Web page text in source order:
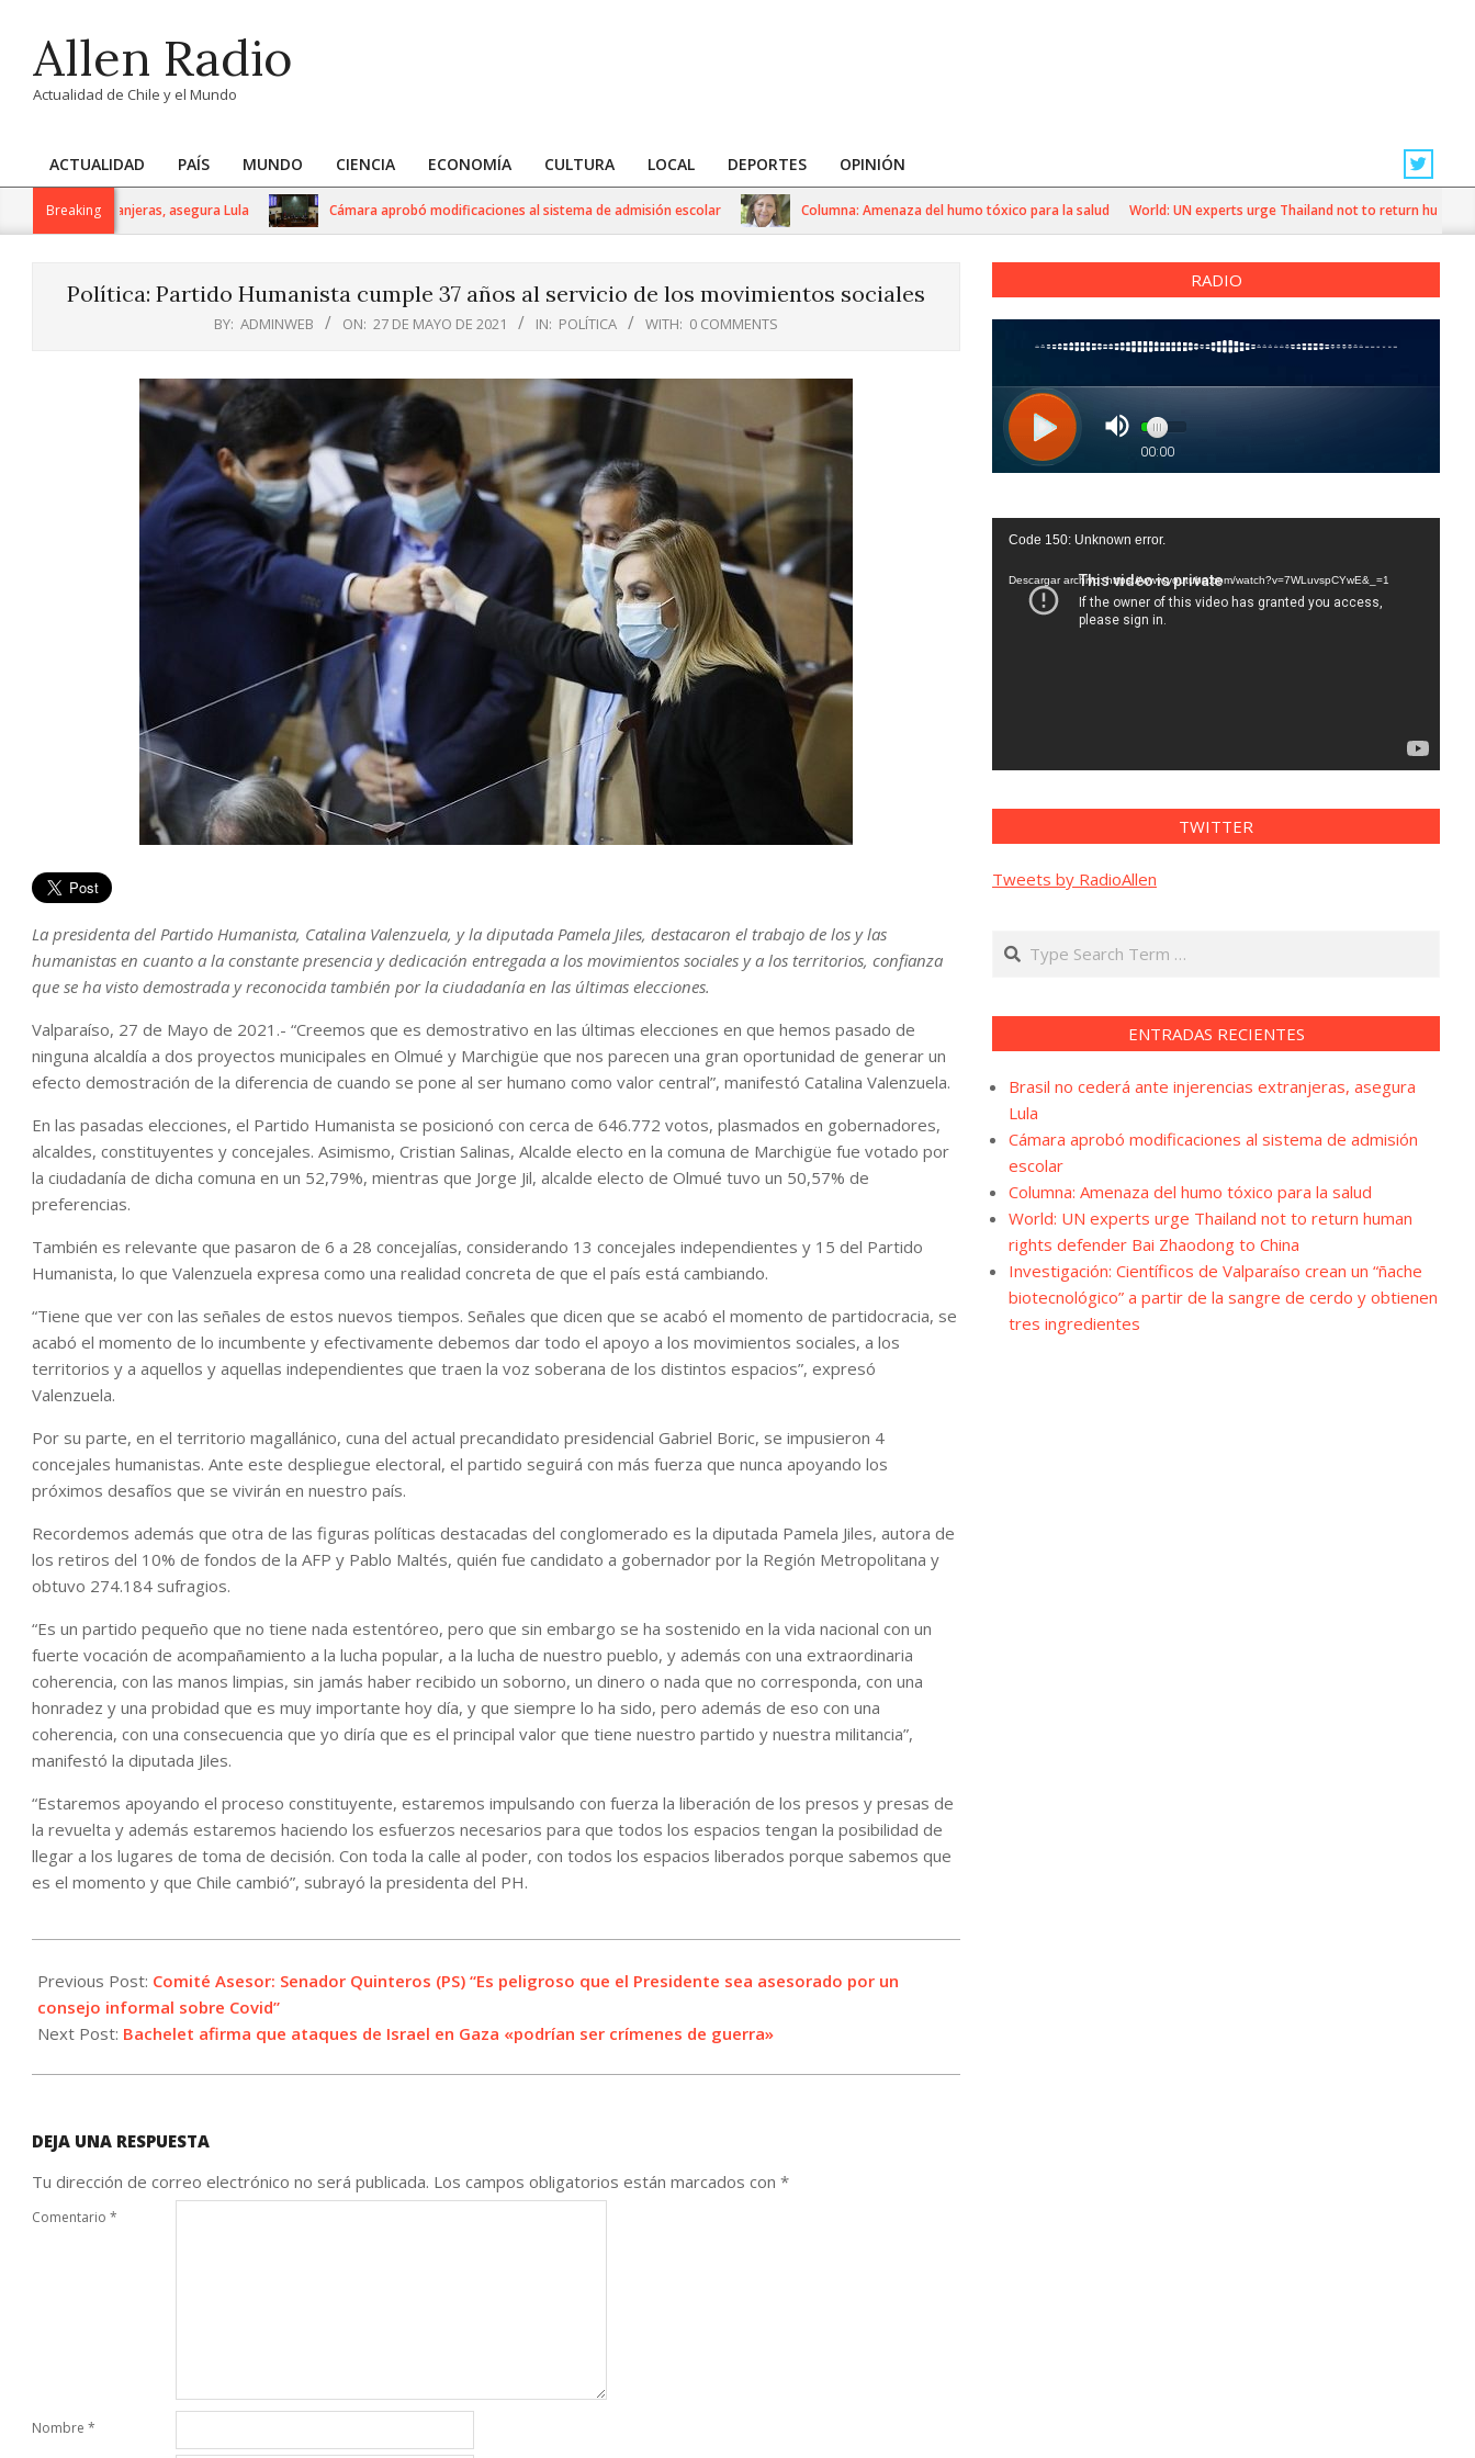
contentAllen Radio
Actualidad de Chile y el Mundo
Primary
Navigation
ACTUALIDAD PAÍS MUNDO CIENCIA ECONOMÍA CULTURA LOCAL DEPORTES OPINIÓN
Breaking
extranjeras, asegura Lula Cámara aprobó modificaciones al sistema de admisión escolar Columna: Amenaza del humo tóxico para la salud World: UN experts urge Thailand not to return human rights
Política: Partido Humanista cumple 37 años al servicio de los movimientos sociales
BY: ADMINWEB ON: 27 DE MAYO DE 2021 IN: POLÍTICA WITH: 0 COMMENTS
La presidenta del Partido Humanista, Catalina Valenzuela, y la diputada Pamela Jiles, destacaron el trabajo de los y las
humanistas en cuanto a la constante presencia y dedicación entregada a los movimientos sociales y a los territorios, confianza
que se ha visto demostrada y reconocida también por la ciudadanía en las últimas elecciones.
Valparaíso, 27 de Mayo de 2021.- “Creemos que es demostrativo en las últimas elecciones en que hemos pasado de
ninguna alcaldía a dos proyectos municipales en Olmué y Marchigüe que nos parecen una gran oportunidad de generar un
efecto demostración de la diferencia de cuando se pone al ser humano como valor central”, manifestó Catalina Valenzuela.
En las pasadas elecciones, el Partido Humanista se posicionó con cerca de 646.772 votos, plasmados en gobernadores,
alcaldes, constituyentes y concejales. Asimismo, Cristian Salinas, Alcalde electo en la comuna de Marchigüe fue votado por
la ciudadanía de dicha comuna en un 52,79%, mientras que Jorge Jil, alcalde electo de Olmué tuvo un 50,57% de
preferencias.
También es relevante que pasaron de 6 a 28 concejalías, considerando 13 concejales independientes y 15 del Partido
Humanista, lo que Valenzuela expresa como una realidad concreta de que el país está cambiando.
“Tiene que ver con las señales de estos nuevos tiempos. Señales que dicen que se acabó el momento de partidocracia, se
acabó el momento de lo incumbente y efectivamente debemos dar todo el apoyo a los movimientos sociales, a los
territorios y a aquellos y aquellas independientes que traen la voz soberana de los distintos espacios”, expresó
Valenzuela.
Por su parte, en el territorio magallánico, cuna del actual precandidato presidencial Gabriel Boric, se impusieron 4
concejales humanistas. Ante este despliegue electoral, el partido seguirá con más fuerza que nunca apoyando los
próximos desafíos que se vivirán en nuestro país.
Recordemos además que otra de las figuras políticas destacadas del conglomerado es la diputada Pamela Jiles, autora de
los retiros del 10% de fondos de la AFP y Pablo Maltés, quién fue candidato a gobernador por la Región Metropolitana y
obtuvo 274.184 sufragios.
“Es un partido pequeño que no tiene nada estentóreo, pero que sin embargo se ha sostenido en la vida nacional con un
fuerte vocación de acompañamiento a la lucha popular, a la lucha de nuestro pueblo, y además con una extraordinaria
coherencia, con las manos limpias, sin jamás haber recibido un soborno, un dinero o nada que no corresponda, con una
honradez y una probidad que es muy importante hoy día, y que siempre lo ha sido, pero además de eso con una
coherencia, con una consecuencia que yo diría que es el principal valor que tiene nuestro partido y nuestra militancia”,
manifestó la diputada Jiles.
“Estaremos apoyando el proceso constituyente, estaremos impulsando con fuerza la liberación de los presos y presas de
la revuelta y además estaremos haciendo los esfuerzos necesarios para que todos los espacios tengan la posibilidad de
llegar a los lugares de toma de decisión. Con toda la calle al poder, con todos los espacios liberados porque sabemos que
es el momento y que Chile cambió”, subrayó la presidenta del PH.
05-
27
Previous Post: Comité Asesor: Senador Quinteros (PS) “Es peligroso que el Presidente sea asesorado por un
consejo informal sobre Covid”
Next Post: Bachelet afirma que ataques de Israel en Gaza «podrían ser crímenes de guerra»
DEJA UNA RESPUESTA
Tu dirección de correo electrónico no será publicada. Los campos obligatorios están marcados con *
Comentario *
Nombre *
RADIO
Reproductor
vídeo
Code 150: Unknown error.
Descargar archivo: https://www.youtube.com/watch?v=7WLuvspCYwE&_=1
TWITTER
Tweets by RadioAllen
Search
ENTRADAS RECIENTES
Brasil no cederá ante injerencias extranjeras, asegura
Lula
Cámara aprobó modificaciones al sistema de admisión
escolar
Columna: Amenaza del humo tóxico para la salud
World: UN experts urge Thailand not to return human
rights defender Bai Zhaodong to China
Investigación: Científicos de Valparaíso crean un “ñache
biotecnológico” a partir de la sangre de cerdo y obtienen
tres ingredientes